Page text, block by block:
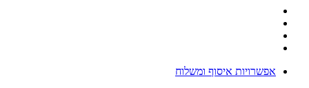
אפשרויות איסוף ומשלוח